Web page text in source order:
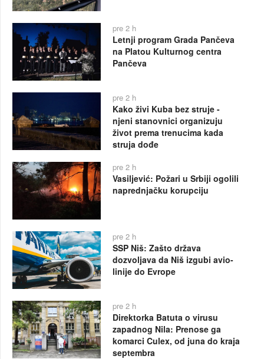
pre 2 h
Letnji program Grada Pančeva
na Platou Kulturnog centra
Pančeva
pre 2 h
Kako živi Kuba bez struje -
njeni stanovnici organizuju
život prema trenucima kada
struja dođe
pre 2 h
Vasiljević: Požari u Srbiji ogolili
naprednjačku korupciju
pre 2 h
SSP Niš: Zašto država
dozvoljava da Niš izgubi avio-
linije do Evrope
pre 2 h
Direktorka Batuta o virusu
zapadnog Nila: Prenose ga
komarci Culex, od juna do kraja
septembra